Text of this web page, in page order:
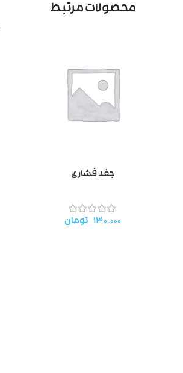
محصولات مرتبط
جغد فشاری
۱۳۰.۰۰۰ تومان